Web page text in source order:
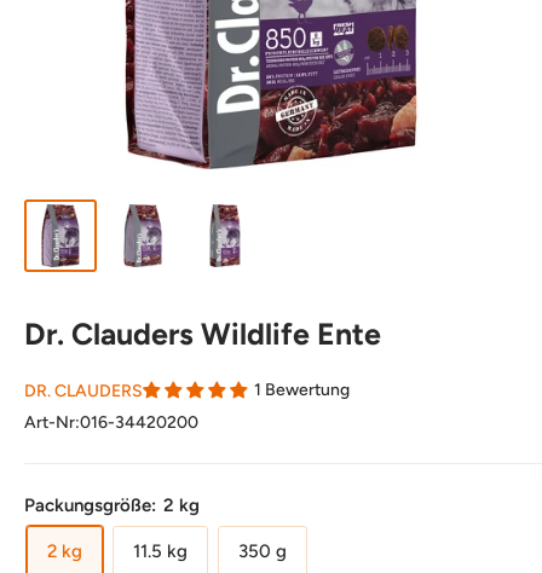
Dr. Clauders Wildlife Ente
DR. CLAUDERS
1 Bewertung
Art-Nr:016-34420200
Packungsgröße: 2 kg
2 kg 11.5 kg 350 g